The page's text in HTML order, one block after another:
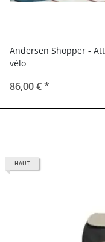
Andersen Shopper -
vélo
86,00 €*
HAUT